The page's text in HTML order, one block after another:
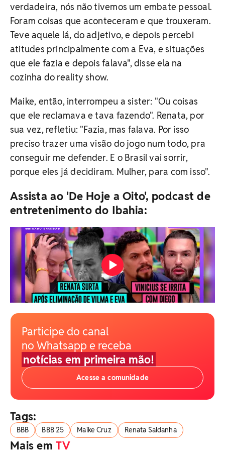
verdadeira, nós não tivemos um embate pessoal.
Foram coisas que aconteceram e que trouxeram.
Teve aquele lá, do adjetivo, e depois percebi
atitudes principalmente com a Eva, e situações
que ele fazia e depois falava", disse ela na
cozinha do reality show.
Maike, então, interrompeu a sister: "Ou coisas
que ele reclamava e tava fazendo". Renata, por
sua vez, refletiu: "Fazia, mas falava. Por isso
preciso trazer uma visão do jogo num todo, pra
conseguir me defender. E o Brasil vai sorrir,
porque eles já decidiram. Mulher, para com isso".
Assista ao 'De Hoje a Oito', podcast de
entretenimento do Ibahia:
Participe do canal
no Whatsapp e receba
notícias em primeira mão!
Acesse a comunidade
Tags:
BBB BBB 25 Maike Cruz Renata Saldanha
Mais emTV